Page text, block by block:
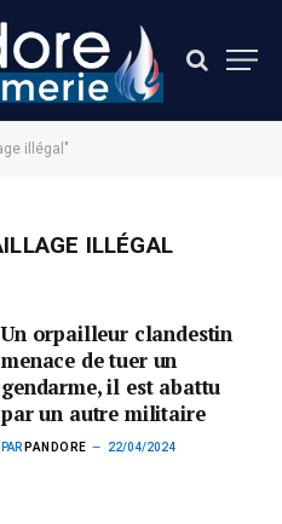
illégal"
ILLÉGAL
Un orpailleur clandestin
menace de tuer un
gendarme, il est abattu
par un autre militaire
PAR PANDORE 22/04/2024